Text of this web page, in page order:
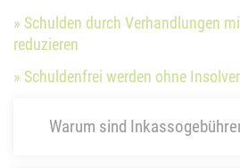
» Schulden durch Verhandlungen
reduzieren
» Schuldenfrei werden ohne
Warum sind